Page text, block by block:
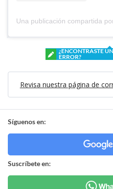
¿ENCONTRASTE UN
ERROR?
Revisa nuestra página de
Síguenos en:
Suscríbete en: